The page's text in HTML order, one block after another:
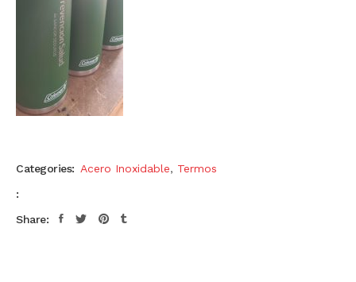
Categories: Acero Inoxidable, Termos
:
Share: